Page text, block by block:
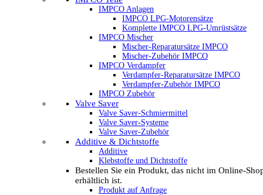
IMPCO Anlagen
IMPCO LPG-Motorensätze
Komplette IMPCO LPG-Umrüstsätze
IMPCO Mischer
Mischer-Reparatursätze IMPCO
Mischer-Zubehör IMPCO
IMPCO Verdampfer
Verdampfer-Reparatursätze IMPCO
Verdampfer-Zubehör IMPCO
IMPCO Zubehör
Valve Saver
Valve Saver-Schmiermittel
Valve Saver-Systeme
Valve Saver-Zubehör
Additive & Dichtstoffe
Additive
Klebstoffe und Dichtstoffe
Bestellen Sie ein Produkt, das nicht im Online-
erhältlich ist.
Produkt auf Anfrage